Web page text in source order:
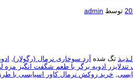
توسط admin
تگ شده آرد سوخاری نرمال (رگولار),
تندلایزر ادویه برگر با طعم شگفت انگیز مزه
, خرید روکش نرمال کاور اسپایسی با